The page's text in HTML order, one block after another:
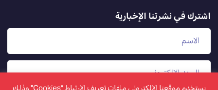
اشترك في نشرتنا الإخبارية